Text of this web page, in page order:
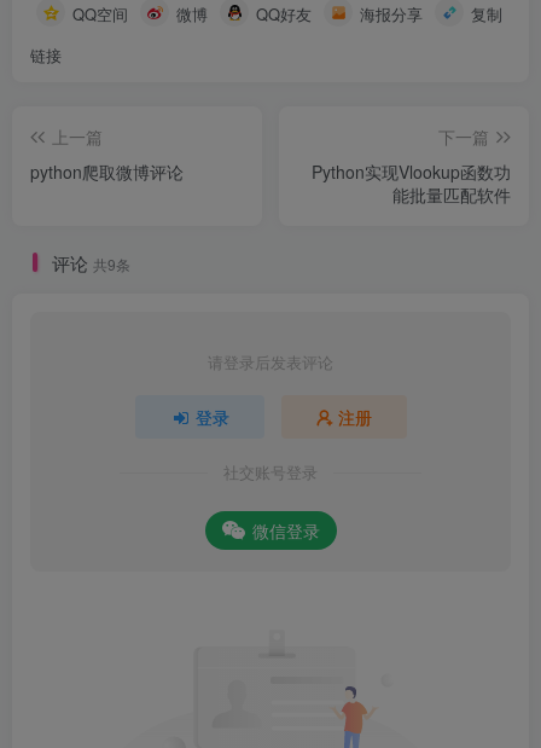
QQ空间 微博 QQ好友 海报分享
复制
链接
上一篇
python爬取微博评论
下一篇
Python实现Vlookup函数功
能批量匹配软件
评论 共9条
请登录后发表评论
登录 注册
社交账号登录
微信登录